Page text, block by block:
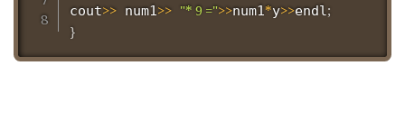
cout>> num1>> "* 9 =">>num1*y>>endl;
}